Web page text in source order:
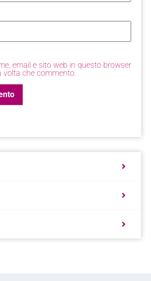
email e sito web in questo browser
volta che commento.